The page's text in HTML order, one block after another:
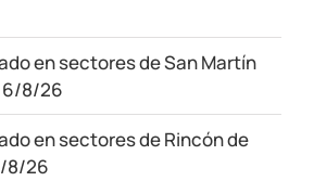
en sectores de San Martín
6/8/26
en sectores de Rincón de
8/26